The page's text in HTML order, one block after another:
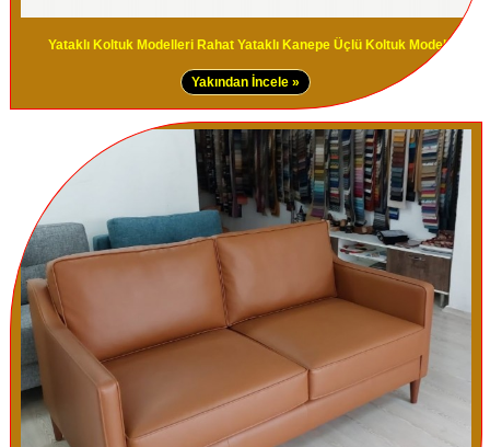
Yataklı Koltuk Modelleri Rahat Yataklı Kanepe Üçlü Koltuk Modeli
Yakından İncele »